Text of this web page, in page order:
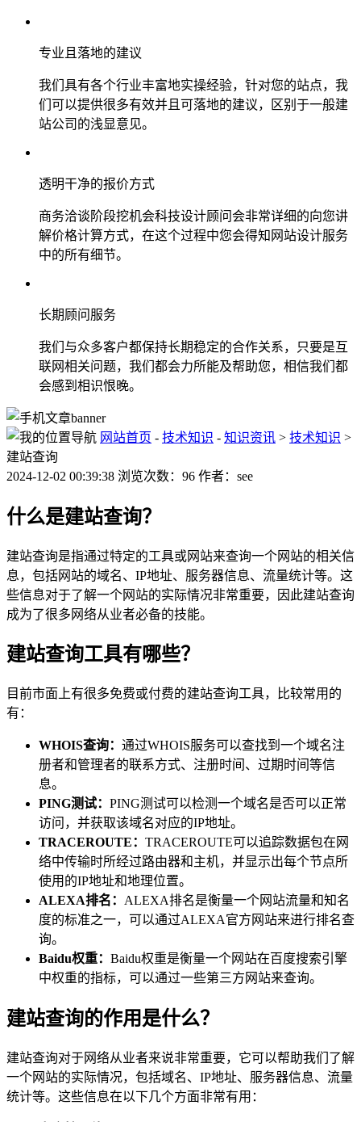
专业且落地的建议
我们具有各个行业丰富地实操经验，针对您的站点，我
们可以提供很多有效并且可落地的建议，区别于一般建
站公司的浅显意见。
透明干净的报价方式
商务洽谈阶段挖机会科技设计顾问会非常详细的向您讲
解价格计算方式，在这个过程中您会得知网站设计服务
中的所有细节。
长期顾问服务
我们与众多客户都保持长期稳定的合作关系，只要是互
联网相关问题，我们都会力所能及帮助您，相信我们都
会感到相识恨晚。
网站首页 - 技术知识 - 知识资讯 > 技术知识 >
建站查询
2024-12-02 00:39:38 浏览次数：96 作者：see
什么是建站查询？
建站查询是指通过特定的工具或网站来查询一个网站的相关信
息，包括网站的域名、IP地址、服务器信息、流量统计等。这
些信息对于了解一个网站的实际情况非常重要，因此建站查询
成为了很多网络从业者必备的技能。
建站查询工具有哪些？
目前市面上有很多免费或付费的建站查询工具，比较常用的
有：
WHOIS查询： 通过WHOIS服务可以查找到一个域名注
册者和管理者的联系方式、注册时间、过期时间等信
息。
PING测试： PING测试可以检测一个域名是否可以正常
访问，并获取该域名对应的IP地址。
TRACEROUTE： TRACEROUTE可以追踪数据包在网
络中传输时所经过路由器和主机，并显示出每个节点所
使用的IP地址和地理位置。
ALEXA排名： ALEXA排名是衡量一个网站流量和知名
度的标准之一，可以通过ALEXA官方网站来进行排名查
询。
Baidu权重： Baidu权重是衡量一个网站在百度搜索引擎
中权重的指标，可以通过一些第三方网站来查询。
建站查询的作用是什么？
建站查询对于网络从业者来说非常重要，它可以帮助我们了解
一个网站的实际情况，包括域名、IP地址、服务器信息、流量
统计等。这些信息在以下几个方面非常有用：